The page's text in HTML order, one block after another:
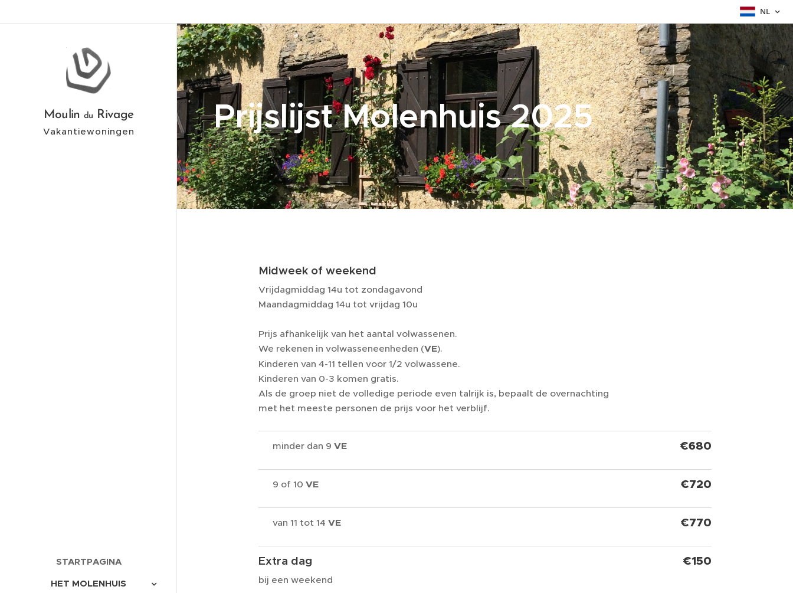
NL
Moulindu Rivage
Vakantiewoningen
STARTPAGINA
HET MOLENHUIS
Prijslijst Molenhuis 2025
Midweek of weekend
Vrijdagmiddag 14u tot zondagavond
Maandagmiddag 14u tot vrijdag 10u
Prijs afhankelijk van het aantal volwassenen.
We rekenen in volwasseneenheden (VE).
Kinderen van 4-11 tellen voor 1/2 volwassene.
Kinderen van 0-3 komen gratis.
Als de groep niet de volledige periode even talrijk is, bepaalt de overnachting
met het meeste personen de prijs voor het verblijf.
minder dan 9 VE €680
9 of 10 VE €720
van 11 tot 14 VE €770
Extra dag
bij een weekend
€150